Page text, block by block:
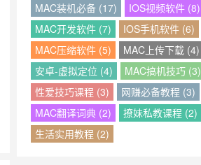
MAC装机必备 (17)
IOS视频软件 (8)
MAC开发软件 (7)
IOS手机软件 (6)
MAC压缩软件 (5)
MAC上传下载 (4)
安卓-虚拟定位 (4)
MAC搞机技巧 (3)
性爱技巧课程 (3)
网赚必备教程 (3)
MAC翻译词典 (2)
撩妹私教课程 (2)
生活实用教程 (2)